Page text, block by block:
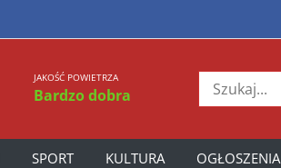
JAKOŚĆ POWIETRZA
Bardzo dobra
SPORT KULTURA OGŁOSZENIA